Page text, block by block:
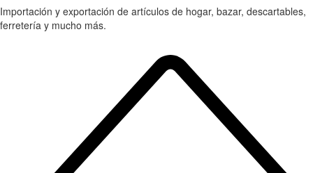
Importación y exportación de artículos de hogar, bazar, descartables,
ferretería y mucho más.